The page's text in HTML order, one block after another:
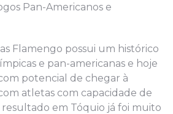
Pan-Americanos e
Flamengo possui um histórico
e pan-americanas e hoje
potencial de chegar à
atletas com capacidade de
resultado em Tóquio já foi muito